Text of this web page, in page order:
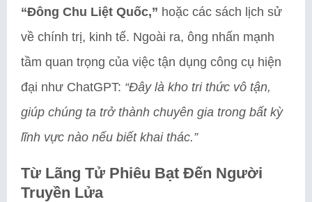
“Đông Chu Liệt Quốc,” hoặc các sách lịch sử
về chính trị, kinh tế. Ngoài ra, ông nhấn mạnh
tầm quan trọng của việc tận dụng công cụ hiện
đại như ChatGPT: “Đây là kho tri thức vô tận,
giúp chúng ta trở thành chuyên gia trong bất kỳ
lĩnh vực nào nếu biết khai thác.”
Từ Lãng Tử Phiêu Bạt Đến Người
Truyền Lửa